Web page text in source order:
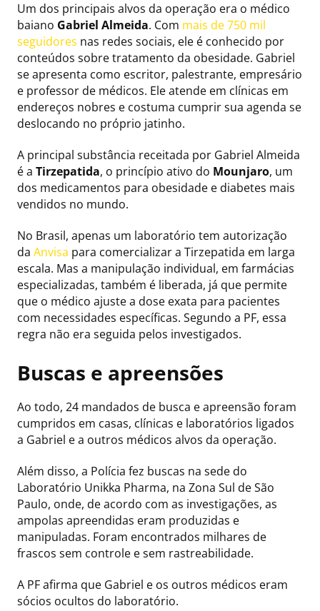
Um dos principais alvos da operação era o médico
baiano Gabriel Almeida. Com mais de 750 mil
seguidores nas redes sociais, ele é conhecido por
conteúdos sobre tratamento da obesidade. Gabriel
se apresenta como escritor, palestrante, empresário
e professor de médicos. Ele atende em clínicas em
endereços nobres e costuma cumprir sua agenda se
deslocando no próprio jatinho.
A principal substância receitada por Gabriel Almeida
é a Tirzepatida, o princípio ativo do Mounjaro, um
dos medicamentos para obesidade e diabetes mais
vendidos no mundo.
No Brasil, apenas um laboratório tem autorização
da Anvisa para comercializar a Tirzepatida em larga
escala. Mas a manipulação individual, em farmácias
especializadas, também é liberada, já que permite
que o médico ajuste a dose exata para pacientes
com necessidades específicas. Segundo a PF, essa
regra não era seguida pelos investigados.
Buscas e apreensões
Ao todo, 24 mandados de busca e apreensão foram
cumpridos em casas, clínicas e laboratórios ligados
a Gabriel e a outros médicos alvos da operação.
Além disso, a Polícia fez buscas na sede do
Laboratório Unikka Pharma, na Zona Sul de São
Paulo, onde, de acordo com as investigações, as
ampolas apreendidas eram produzidas e
manipuladas. Foram encontrados milhares de
frascos sem controle e sem rastreabilidade.
A PF afirma que Gabriel e os outros médicos eram
sócios ocultos do laboratório.